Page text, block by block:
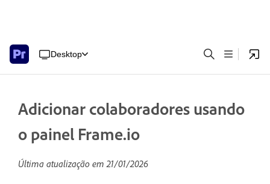
Desktop
Adicionar colaboradores usando
o painel Frame.io
Última atualização em21/01/2026